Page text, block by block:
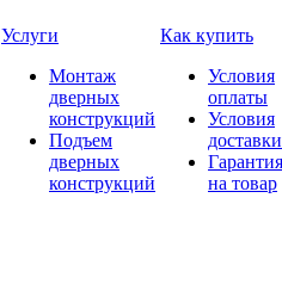
Услуги
Монтаж
дверных
конструкций
Подъем
дверных
конструкций
Как купить
Условия
оплаты
Условия
доставки
Гарантия
на товар